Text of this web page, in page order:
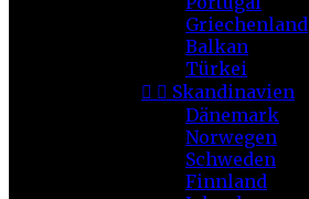
Griechenland
Balkan
Türkei
  Skandinavien
Dänemark
Norwegen
Schweden
Finnland